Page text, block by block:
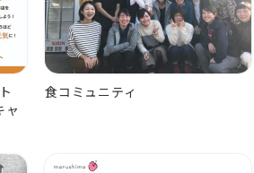
ト
ャ
食コミュニティ